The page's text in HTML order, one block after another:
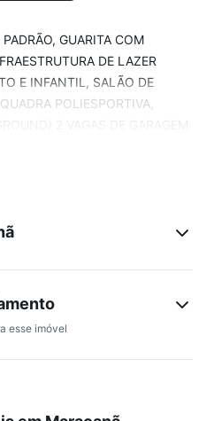
GUARITA COM
DE LAZER
E INFANTIL, SALÃO DE
POLIESPORTIVA,
(148 M²)
SALA EM 3 AMBIENTES, 3
DEPENDÊNCIA DE
esse imóvel